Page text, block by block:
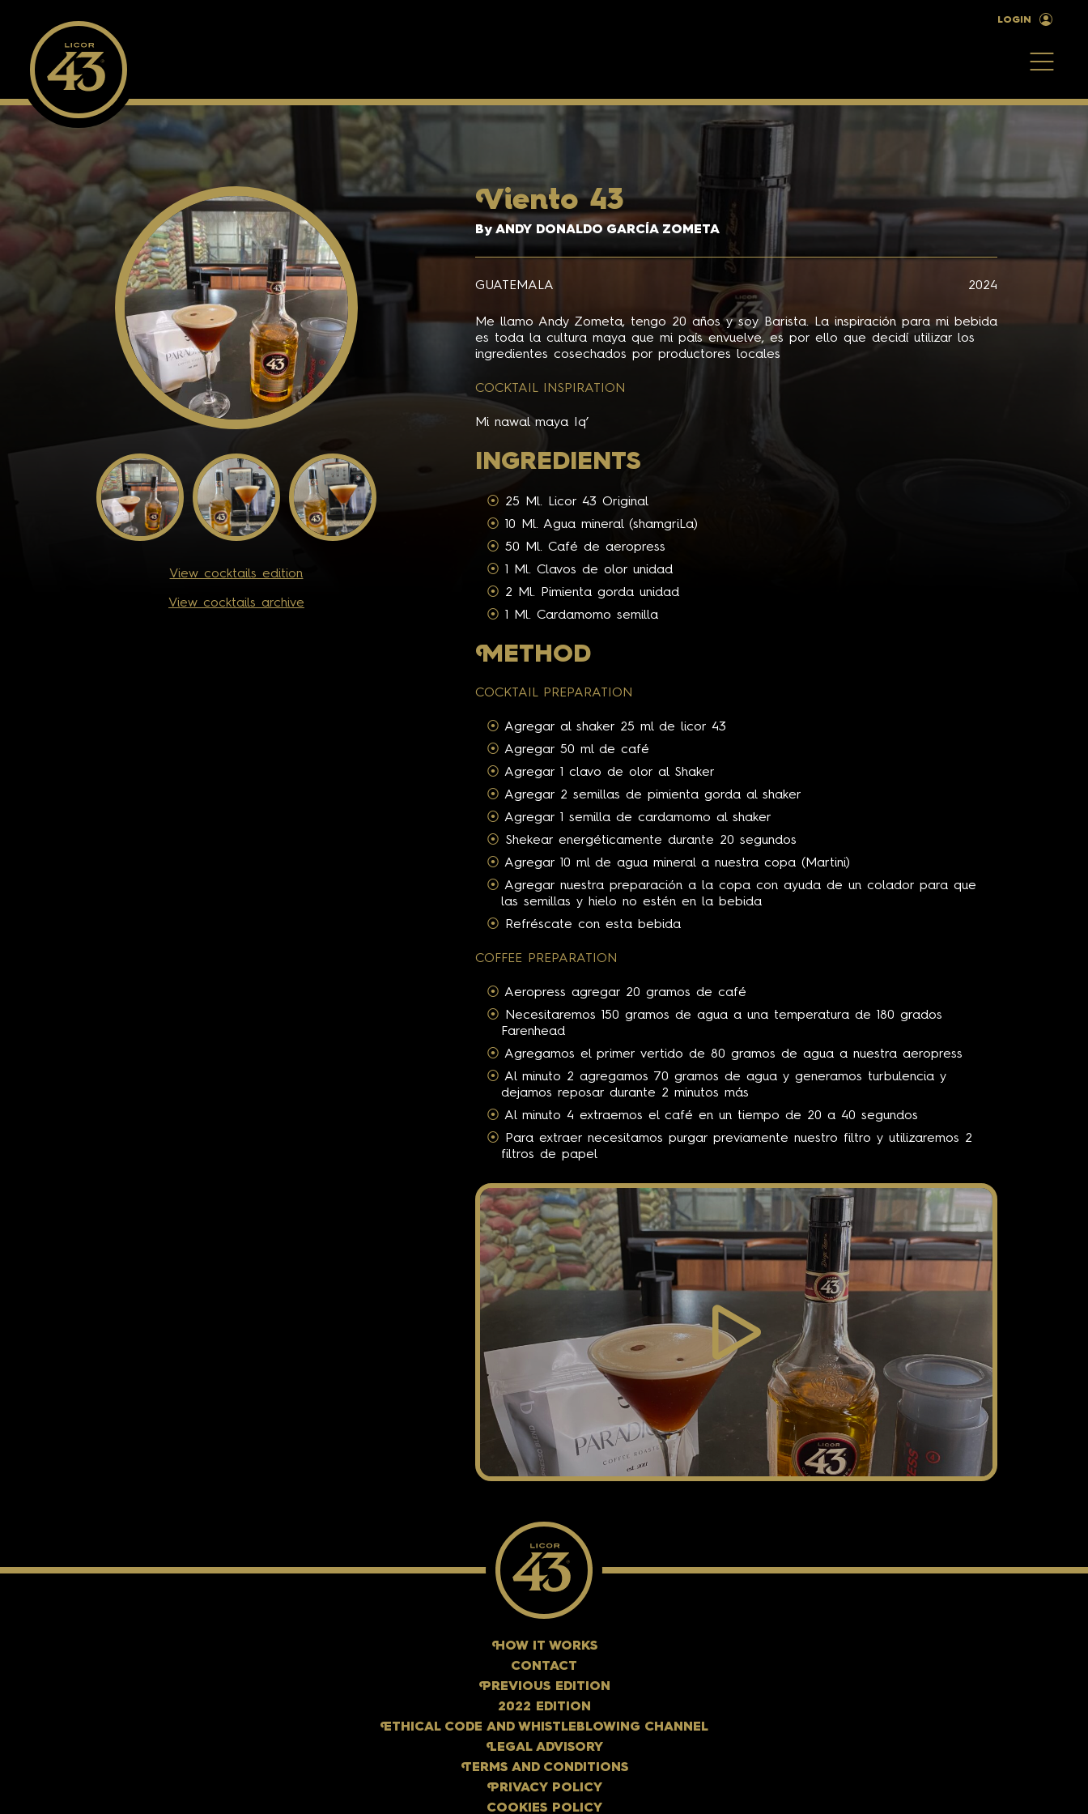
LOGIN
View cocktails edition
View cocktails archive
Viento 43
By ANDY DONALDO GARCÍA ZOMETA
GUATEMALA 2024
Me llamo Andy Zometa, tengo 20 años y soy Barista. La inspiración para mi bebida
es toda la cultura maya que mi país envuelve, es por ello que decidí utilizar los
ingredientes cosechados por productores locales
COCKTAIL INSPIRATION
Mi nawal maya Iq’
INGREDIENTS
25 Ml. Licor 43 Original
10 Ml. Agua mineral (shamgriLa)
50 Ml. Café de aeropress
1 Ml. Clavos de olor unidad
2 Ml. Pimienta gorda unidad
1 Ml. Cardamomo semilla
METHOD
COCKTAIL PREPARATION
Agregar al shaker 25 ml de licor 43
Agregar 50 ml de café
Agregar 1 clavo de olor al Shaker
Agregar 2 semillas de pimienta gorda al shaker
Agregar 1 semilla de cardamomo al shaker
Shekear energéticamente durante 20 segundos
Agregar 10 ml de agua mineral a nuestra copa (Martini)
Agregar nuestra preparación a la copa con ayuda de un colador para que
las semillas y hielo no estén en la bebida
Refréscate con esta bebida
COFFEE PREPARATION
Aeropress agregar 20 gramos de café
Necesitaremos 150 gramos de agua a una temperatura de 180 grados
Farenhead
Agregamos el primer vertido de 80 gramos de agua a nuestra aeropress
Al minuto 2 agregamos 70 gramos de agua y generamos turbulencia y
dejamos reposar durante 2 minutos más
Al minuto 4 extraemos el café en un tiempo de 20 a 40 segundos
Para extraer necesitamos purgar previamente nuestro filtro y utilizaremos 2
filtros de papel
H OW IT WORKS
CONTACT
P REVIOUS EDITION
2022 EDITION
ETHICAL CODE AND WHISTLEBLOWING CHANNEL
L EGAL ADVISORY
T ERMS AND CONDITIONS
P RIVACY POLICY
COOKIES POLICY